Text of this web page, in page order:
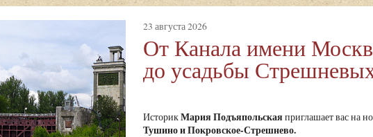
23 августа 2026
От Канала имени
до усадьбы
ИсторикМария Подъяпольская приглашает вас на
Тушино и Покровское-Стрешнево.